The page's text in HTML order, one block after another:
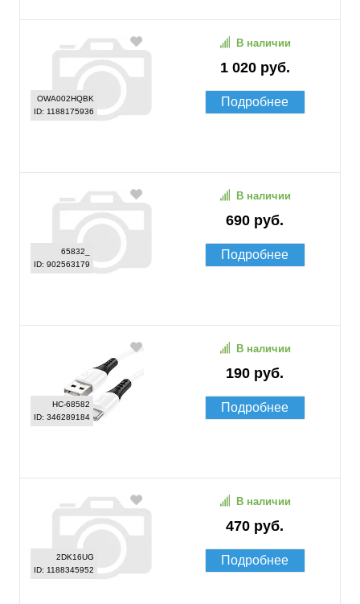
OWA002HQBK
ID: 1188175936
1 020 руб.
В наличии
Подробнее
65832_
ID: 902563179
690 руб.
В наличии
Подробнее
HC-68582
ID: 346289184
190 руб.
В наличии
Подробнее
2DK16UG
ID: 1188345952
470 руб.
В наличии
Подробнее